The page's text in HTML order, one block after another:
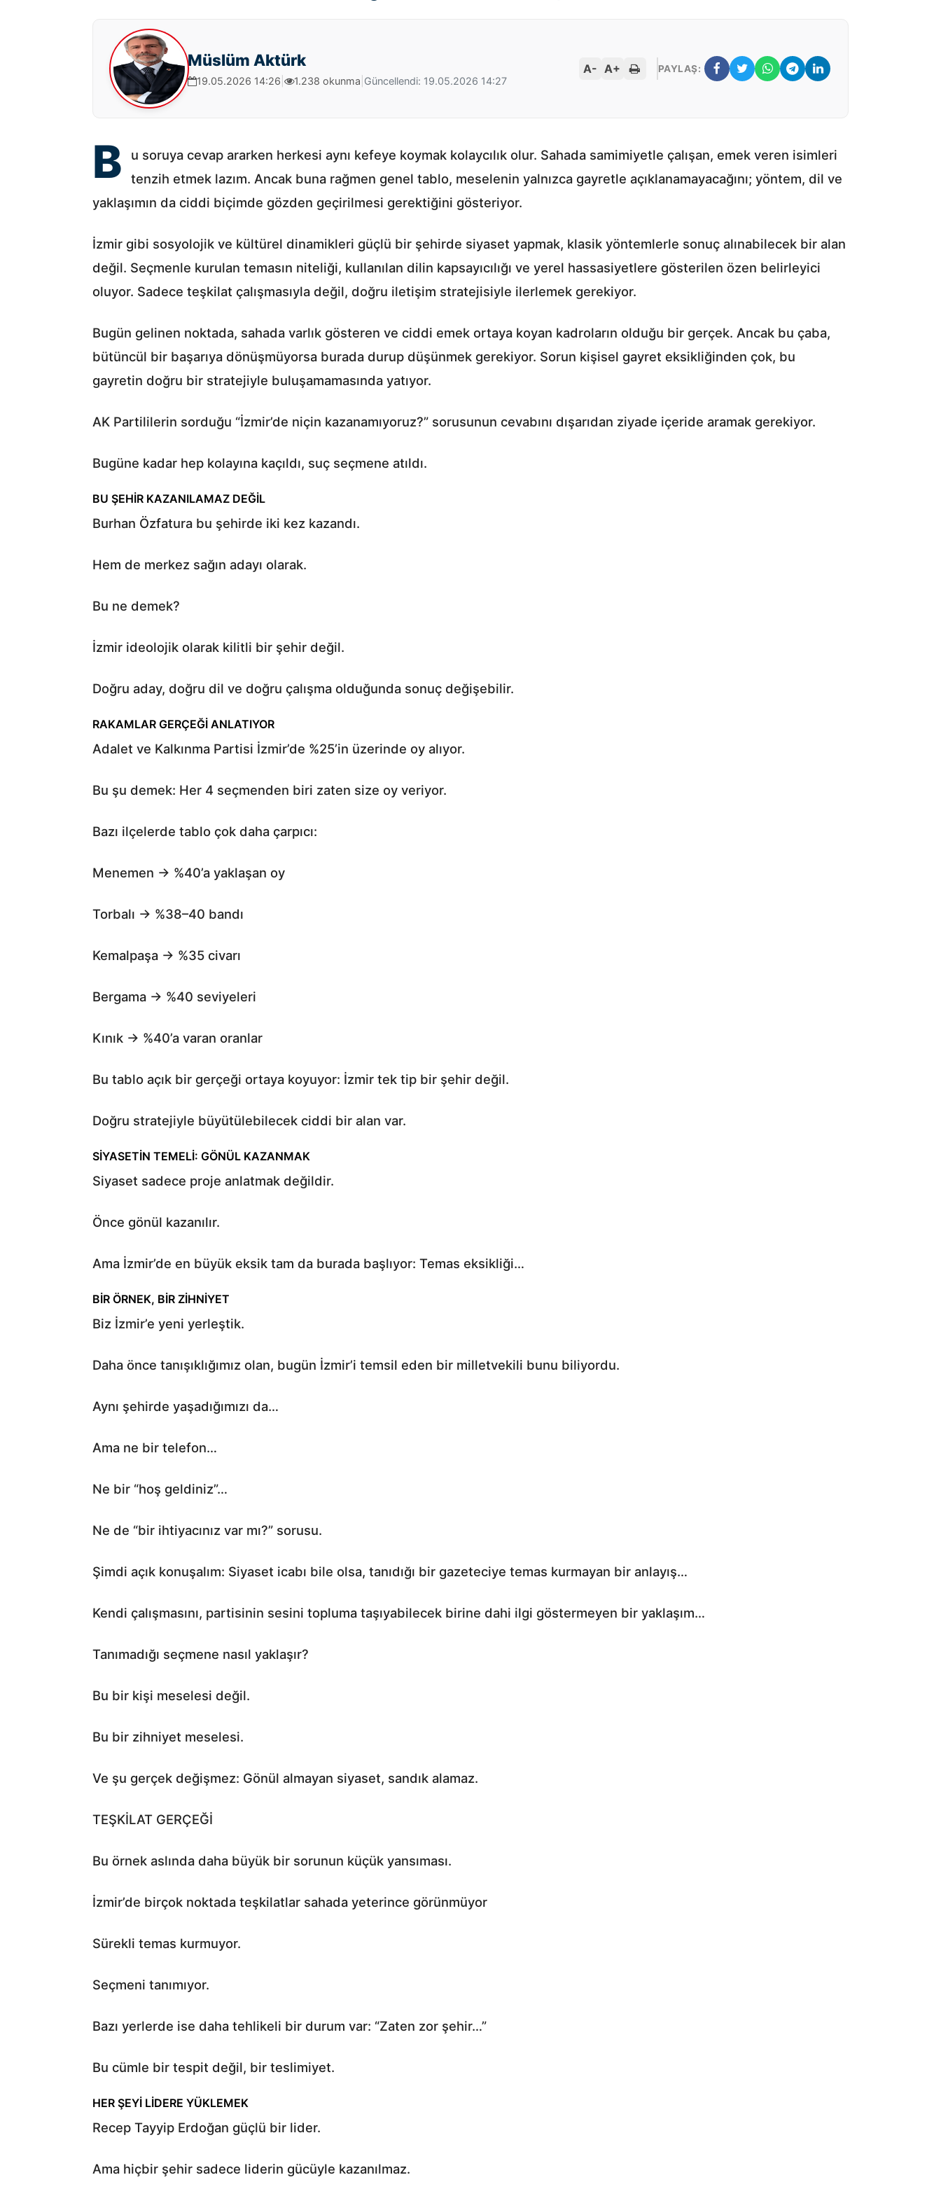
Müslüm Aktürk
19.05.2026 14:26 1.238 okunma Güncellendi: 19.05.2026 14:27
A- A+ PAYLAŞ:
B
u soruya cevap ararken herkesi aynı kefeye koymak kolaycılık olur. Sahada samimiyetle çalışan, emek veren isimleri
tenzih etmek lazım. Ancak buna rağmen genel tablo, meselenin yalnızca gayretle açıklanamayacağını; yöntem, dil ve
yaklaşımın da ciddi biçimde gözden geçirilmesi gerektiğini gösteriyor.
İzmir gibi sosyolojik ve kültürel dinamikleri güçlü bir şehirde siyaset yapmak, klasik yöntemlerle sonuç alınabilecek bir alan
değil. Seçmenle kurulan temasın niteliği, kullanılan dilin kapsayıcılığı ve yerel hassasiyetlere gösterilen özen belirleyici
oluyor. Sadece teşkilat çalışmasıyla değil, doğru iletişim stratejisiyle ilerlemek gerekiyor.
Bugün gelinen noktada, sahada varlık gösteren ve ciddi emek ortaya koyan kadroların olduğu bir gerçek. Ancak bu çaba,
bütüncül bir başarıya dönüşmüyorsa burada durup düşünmek gerekiyor. Sorun kişisel gayret eksikliğinden çok, bu
gayretin doğru bir stratejiyle buluşamamasında yatıyor.
AK Partililerin sorduğu “İzmir’de niçin kazanamıyoruz?” sorusunun cevabını dışarıdan ziyade içeride aramak gerekiyor.
Bugüne kadar hep kolayına kaçıldı, suç seçmene atıldı.
BU ŞEHİR KAZANILAMAZ DEĞİL
Burhan Özfatura bu şehirde iki kez kazandı.
Hem de merkez sağın adayı olarak.
Bu ne demek?
İzmir ideolojik olarak kilitli bir şehir değil.
Doğru aday, doğru dil ve doğru çalışma olduğunda sonuç değişebilir.
RAKAMLAR GERÇEĞİ ANLATIYOR
Adalet ve Kalkınma Partisi İzmir’de %25’in üzerinde oy alıyor.
Bu şu demek: Her 4 seçmenden biri zaten size oy veriyor.
Bazı ilçelerde tablo çok daha çarpıcı:
Menemen → %40’a yaklaşan oy
Torbalı → %38–40 bandı
Kemalpaşa → %35 civarı
Bergama → %40 seviyeleri
Kınık → %40’a varan oranlar
Bu tablo açık bir gerçeği ortaya koyuyor: İzmir tek tip bir şehir değil.
Doğru stratejiyle büyütülebilecek ciddi bir alan var.
SİYASETİN TEMELİ: GÖNÜL KAZANMAK
Siyaset sadece proje anlatmak değildir.
Önce gönül kazanılır.
Ama İzmir’de en büyük eksik tam da burada başlıyor: Temas eksikliği…
BİR ÖRNEK, BİR ZİHNİYET
Biz İzmir’e yeni yerleştik.
Daha önce tanışıklığımız olan, bugün İzmir’i temsil eden bir milletvekili bunu biliyordu.
Aynı şehirde yaşadığımızı da…
Ama ne bir telefon…
Ne bir “hoş geldiniz”…
Ne de “bir ihtiyacınız var mı?” sorusu.
Şimdi açık konuşalım: Siyaset icabı bile olsa, tanıdığı bir gazeteciye temas kurmayan bir anlayış…
Kendi çalışmasını, partisinin sesini topluma taşıyabilecek birine dahi ilgi göstermeyen bir yaklaşım…
Tanımadığı seçmene nasıl yaklaşır?
Bu bir kişi meselesi değil.
Bu bir zihniyet meselesi.
Ve şu gerçek değişmez: Gönül almayan siyaset, sandık alamaz.
TEŞKİLAT GERÇEĞİ
Bu örnek aslında daha büyük bir sorunun küçük yansıması.
İzmir’de birçok noktada teşkilatlar sahada yeterince görünmüyor
Sürekli temas kurmuyor.
Seçmeni tanımıyor.
Bazı yerlerde ise daha tehlikeli bir durum var: “Zaten zor şehir…”
Bu cümle bir tespit değil, bir teslimiyet.
HER ŞEYİ LİDERE YÜKLEMEK
Recep Tayyip Erdoğan güçlü bir lider.
Ama hiçbir şehir sadece liderin gücüyle kazanılmaz.